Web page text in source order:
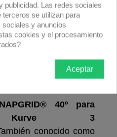
ahora
para Kurve 3
Devoluciones Envío
40º para
Kurve 3
conocido como
publicidad. Las redes sociales
se utilizan para
y anuncios
cookies y el procesamiento
Aceptar